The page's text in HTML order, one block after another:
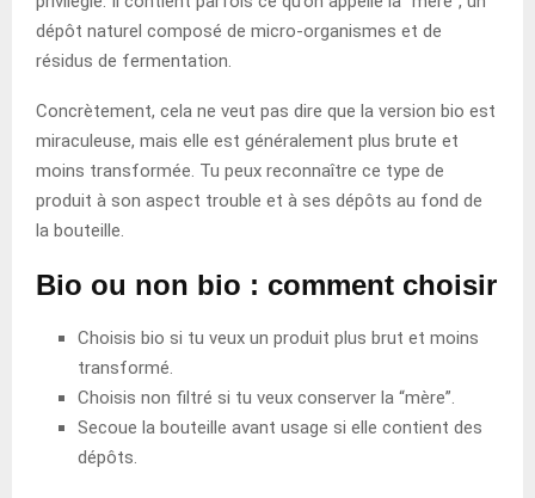
dépôt naturel composé de micro-organismes et de
résidus de fermentation.
Concrètement, cela ne veut pas dire que la version bio est
miraculeuse, mais elle est généralement plus brute et
moins transformée. Tu peux reconnaître ce type de
produit à son aspect trouble et à ses dépôts au fond de
la bouteille.
Bio ou non bio : comment choisir
Choisis bio si tu veux un produit plus brut et moins
transformé.
Choisis non filtré si tu veux conserver la “mère”.
Secoue la bouteille avant usage si elle contient des
dépôts.